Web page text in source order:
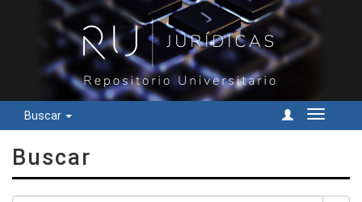
Buscar
Cambiar
Buscar